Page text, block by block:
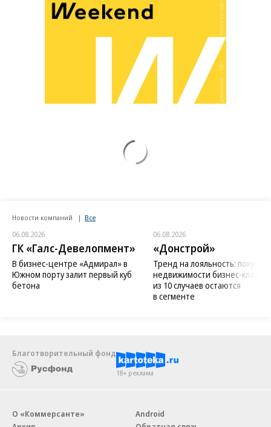
Новости компаний Все
06.08.2026
ГК «Галс-Девелопмент»
В бизнес-центре «Адмирал» в
Южном порту залит первый куб
бетона
06.08.2026
«Донстрой»
Тренд на лояльность:
недвижимости бизнес-класса
из 10 случаев остаются
в сегменте
Благотворительный фонд
18+ реклама
О «Коммерсанте»
Android